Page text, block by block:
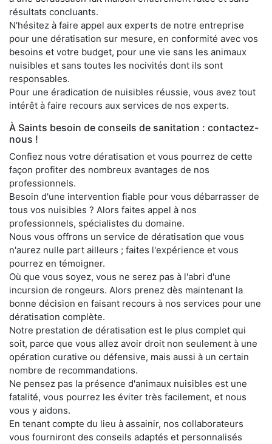
résultats concluants.
N'hésitez à faire appel aux experts de notre entreprise
pour une dératisation sur mesure, en conformité avec vos
besoins et votre budget, pour une vie sans les animaux
nuisibles et sans toutes les nocivités dont ils sont
responsables.
Pour une éradication de nuisibles réussie, vous avez tout
intérêt à faire recours aux services de nos experts.
À Saints besoin de conseils de sanitation : contactez-
nous !
Confiez nous votre dératisation et vous pourrez de cette
façon profiter des nombreux avantages de nos
professionnels.
Besoin d'une intervention fiable pour vous débarrasser de
tous vos nuisibles ? Alors faites appel à nos
professionnels, spécialistes du domaine.
Nous vous offrons un service de dératisation que vous
n'aurez nulle part ailleurs ; faites l'expérience et vous
pourrez en témoigner.
Où que vous soyez, vous ne serez pas à l'abri d'une
incursion de rongeurs. Alors prenez dès maintenant la
bonne décision en faisant recours à nos services pour une
dératisation complète.
Notre prestation de dératisation est le plus complet qui
soit, parce que vous allez avoir droit non seulement à une
opération curative ou défensive, mais aussi à un certain
nombre de recommandations.
Ne pensez pas la présence d'animaux nuisibles est une
fatalité, vous pourrez les éviter très facilement, et nous
vous y aidons.
En tenant compte du lieu à assainir, nos collaborateurs
vous fourniront des conseils adaptés et personnalisés